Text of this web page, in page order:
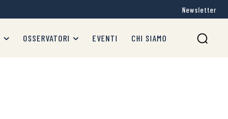
Newsletter
OSSERVATORI EVENTI CHI SIAMO